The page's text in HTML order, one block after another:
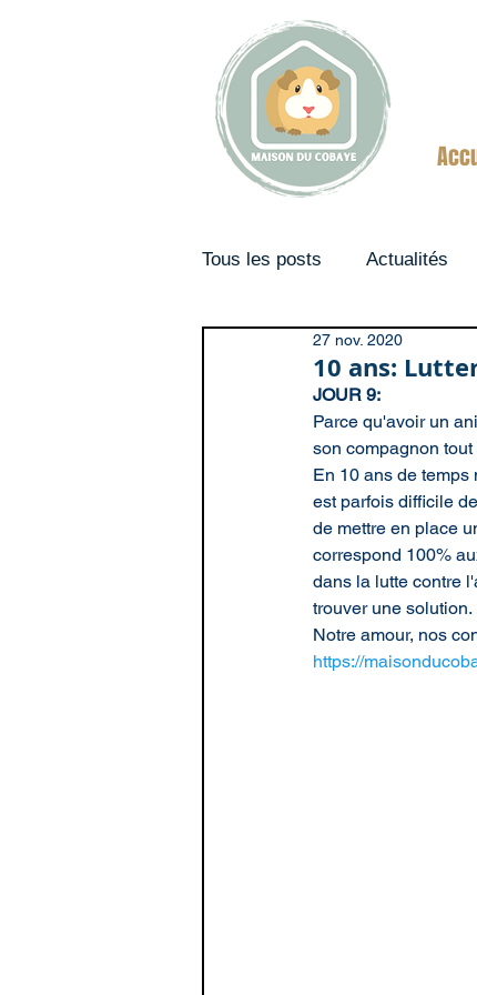
Tous les posts Actualités
Couples
10 ans:
27 nov. 2020
JOUR 9:
Parce qu'avoir un
son compagnon
En 10 ans de
est parfois difficile
de mettre en place
correspond 100%
dans la lutte contre
trouver une solution.
Notre amour, nos
https://